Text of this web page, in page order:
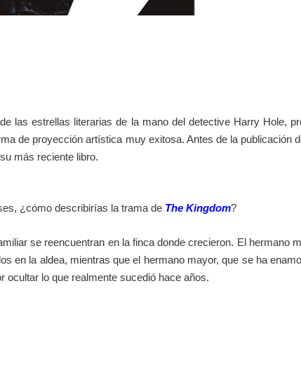
las estrellas literarias de la mano del detective Harry Hole,
de proyección artística muy exitosa. Antes de la publicación
más reciente libro.
¿cómo describirías la trama de The Kingdom?
se reencuentran en la finca donde crecieron. El hermano
en la aldea, mientras que el hermano mayor, que se ha
ocultar lo que realmente sucedió hace años.